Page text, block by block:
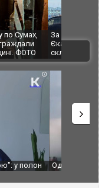
з Україною: в
загорівся
"Мої
градом та
Вже